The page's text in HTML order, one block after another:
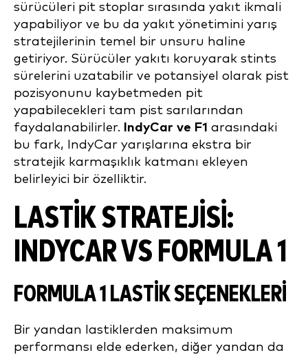
sürücüleri pit stoplar sırasında yakıt ikmali
yapabiliyor ve bu da yakıt yönetimini yarış
stratejilerinin temel bir unsuru haline
getiriyor. Sürücüler yakıtı koruyarak stints
sürelerini uzatabilir ve potansiyel olarak pist
pozisyonunu kaybetmeden pit
yapabilecekleri tam pist sarılarından
faydalanabilirler.
IndyCar ve F1 arasındaki
bu fark, IndyCar yarışlarına ekstra bir
stratejik karmaşıklık katmanı ekleyen
belirleyici bir özelliktir.
LASTIK STRATEJISI:
INDYCAR VS FORMULA 1
FORMULA 1 LASTIK SEÇENEKLERI
Bir yandan lastiklerden maksimum
performansı elde ederken, diğer yandan da